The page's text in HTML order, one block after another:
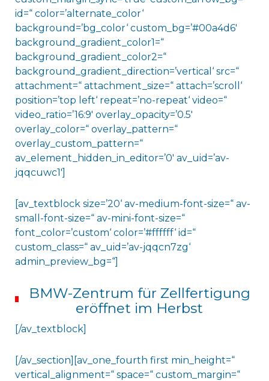
id=“ color=’alternate_color‘
background=’bg_color‘ custom_bg=’#00a4d6′
background_gradient_color1=“
background_gradient_color2=“
background_gradient_direction=’vertical‘ src=“
attachment=“ attachment_size=“ attach=’scroll‘
position=’top left‘ repeat=’no-repeat‘ video=“
video_ratio=’16:9′ overlay_opacity=’0.5′
overlay_color=“ overlay_pattern=“
overlay_custom_pattern=“
av_element_hidden_in_editor=’0′ av_uid=’av-
jqqcuwc1′]
[av_textblock size=’20‘ av-medium-font-size=“ av-
small-font-size=“ av-mini-font-size=“
font_color=’custom‘ color=’#ffffff‘ id=“
custom_class=“ av_uid=’av-jqqcn7zg‘
admin_preview_bg=“]
BMW-Zentrum für Zellfertigung
eröffnet im Herbst
[/av_textblock]
[/av_section][av_one_fourth first min_height=“
vertical_alignment=“ space=“ custom_margin=“